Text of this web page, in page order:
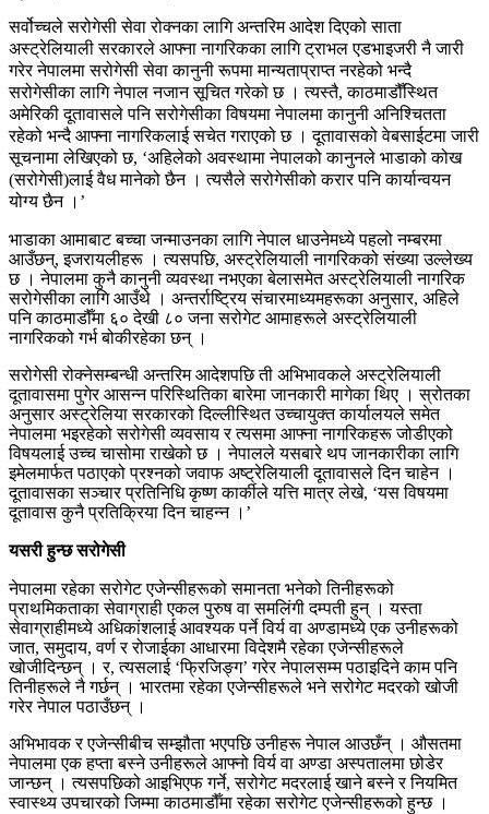
सर्वोच्चले सरोगेसी सेवा रोक्नका लागि अन्तरिम आदेश दिएको साता
अस्ट्रेलियाली सरकारले आफ्ना नागरिकका लागि ट्राभल एडभाइजरी नै जारी
गरेर नेपालमा सरोगेसी सेवा कानुनी रूपमा मान्यताप्राप्त नरहेको भन्दै
सरोगेसीका लागि नेपाल नजान सूचित गरेको छ । त्यस्तै, काठमाडौँस्थित
अमेरिकी दूतावासले पनि सरोगेसीका विषयमा नेपालमा कानुनी अनिश्चितता
रहेको भन्दै आफ्ना नागरिकलाई सचेत गराएको छ । दूतावासको वेबसाईटमा जारी
सूचनामा लेखिएको छ, ‘अहिलेको अवस्थामा नेपालको कानुनले भाडाको कोख
(सरोगेसी)लाई वैध मानेको छैन । त्यसैले सरोगेसीको करार पनि कार्यान्वयन
योग्य छैन ।’
भाडाका आमाबाट बच्चा जन्माउनका लागि नेपाल धाउनेमध्ये पहलो नम्बरमा
आउँछन्, इजरायलीहरू । त्यसपछि, अस्ट्रेलियाली नागरिकको संख्या उल्लेख्य
छ । नेपालमा कुनै कानुनी व्यवस्था नभएका बेलासमेत अस्ट्रेलियाली नागरिक
सरोगेसीका लागि आउँथे । अन्तर्राष्ट्रिय संचारमाध्यमहरूका अनुसार, अहिले
पनि काठमाडौँमा ६० देखी ८० जना सरोगेट आमाहरूले अस्ट्रेलियाली
नागरिकको गर्भ बोकीरहेका छन् ।
सरोगेसी रोक्नेसम्बन्धी अन्तरिम आदेशपछि ती अभिभावकले अस्ट्रेलियाली
दूतावासमा पुगेर आसन्न परिस्थितिका बारेमा जानकारी मागेका थिए । स्रोतका
अनुसार अस्ट्रेलिया सरकारको दिल्लीस्थित उच्चायुक्त कार्यालयले समेत
नेपालमा भइरहेको सरोगेसी व्यवसाय र त्यसमा आफ्ना नागरिकहरू जोडीएको
विषयलाई उच्च चासोमा राखेको छ । नेपालले यसबारे थप जानकारीका लागि
इमेलमार्फत पठाएको प्रश्नको जवाफ अष्ट्रेलियाली दूतावासले दिन चाहेन ।
दूतावासका सञ्चार प्रतिनिधि कृष्ण कार्कीले यत्ति मात्र लेखे, ‘यस विषयमा
दूतावास कुनै प्रतिक्रिया दिन चाहन्न ।’
यसरी हुन्छ सरोगेसी
नेपालमा रहेका सरोगेट एजेन्सीहरूको समानता भनेको तिनीहरूको
प्राथमिकताका सेवाग्राही एकल पुरुष वा समलिंगी दम्पती हुन् । यस्ता
सेवाग्राहीमध्ये अधिकांशलाई आवश्यक पर्ने विर्य वा अण्डामध्ये एक उनीहरूको
जात, समुदाय, वर्ण र रोजाईका आधारमा विदेशमै रहेका एजेन्सीहरूले
खोजीदिन्छन् । र, त्यसलाई ‘फ्रिजिङ्ग’ गरेर नेपालसम्म पठाइदिने काम पनि
तिनीहरूले नै गर्छन् । भारतमा रहेका एजेन्सीहरूले भने सरोगेट मदरको खोजी
गरेर नेपाल पठाउँछन् ।
अभिभावक र एजेन्सीबीच सम्झौता भएपछि उनीहरू नेपाल आउछँन् । औसतमा
नेपालमा एक हप्ता बस्ने उनीहरूले आफ्नो विर्य वा अण्डा अस्पतालमा छोडेर
जान्छन् । त्यसपछिको आइभिएफ गर्ने, सरोगेट मदरलाई खाने बस्ने र नियमित
स्वास्थ्य उपचारको जिम्मा काठमाडौँमा रहेका सरोगेट एजेन्सीहरूको हुन्छ ।